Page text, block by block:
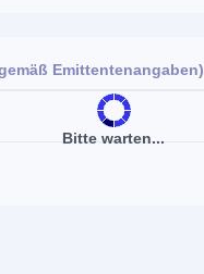
Bitte warten...
Emittentenangaben)